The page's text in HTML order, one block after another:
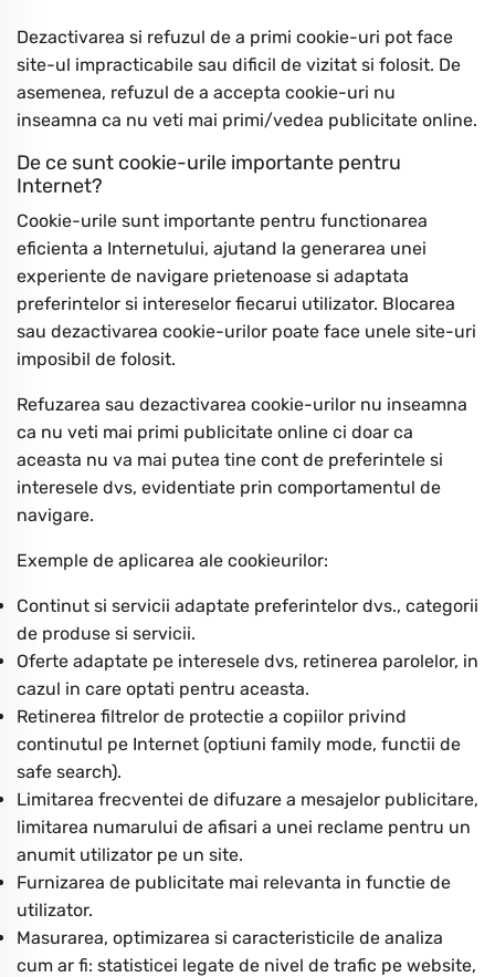
Dezactivarea si refuzul de a primi cookie-uri pot face
site-ul impracticabile sau dificil de vizitat si folosit. De
asemenea, refuzul de a accepta cookie-uri nu
inseamna ca nu veti mai primi/vedea publicitate online.
De ce sunt cookie-urile importante pentru
Internet?
Cookie-urile sunt importante pentru functionarea
eficienta a Internetului, ajutand la generarea unei
experiente de navigare prietenoase si adaptata
preferintelor si intereselor fiecarui utilizator. Blocarea
sau dezactivarea cookie-urilor poate face unele site-uri
imposibil de folosit.
Refuzarea sau dezactivarea cookie-urilor nu inseamna
ca nu veti mai primi publicitate online ci doar ca
aceasta nu va mai putea tine cont de preferintele si
interesele dvs, evidentiate prin comportamentul de
navigare.
Exemple de aplicarea ale cookieurilor:
Continut si servicii adaptate preferintelor dvs., categorii
de produse si servicii.
Oferte adaptate pe interesele dvs, retinerea parolelor, in
cazul in care optati pentru aceasta.
Retinerea filtrelor de protectie a copiilor privind
continutul pe Internet (optiuni family mode, functii de
safe search).
Limitarea frecventei de difuzare a mesajelor publicitare,
limitarea numarului de afisari a unei reclame pentru un
anumit utilizator pe un site.
Furnizarea de publicitate mai relevanta in functie de
utilizator.
Masurarea, optimizarea si caracteristicile de analiza
cum ar fi: statisticei legate de nivel de trafic pe website,